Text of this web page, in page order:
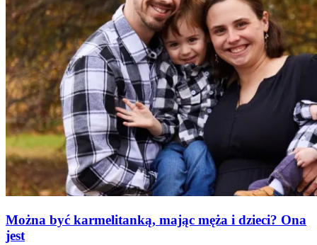
Można być karmelitanką, mając męża i dzieci? Ona
jest